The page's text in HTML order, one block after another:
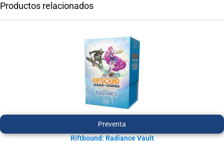
Productos relacionados
Preventa
Riftbound: Radiance Vault